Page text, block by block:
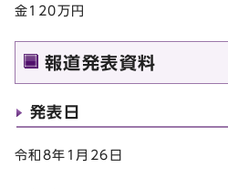
金120万円
報道発表資料
発表日
令和8年1月26日